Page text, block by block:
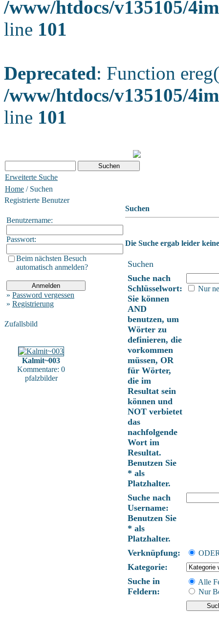
/www/htdocs/v135105/
line 101
Deprecated: Function
/www/htdocs/v135105/
line 101
Erweiterte Suche
Home / Suchen
Registrierte Benutzer
Benutzername:
Passwort:
Beim nächsten Besuch
automatisch anmelden?
» Password vergessen
» Registrierung
Zufallsbild
Kalmit~003
Kommentare: 0
pfalzbilder
Suchen
Die Suche ergab leider
Suchen
Suche nach
Schlüsselwort:
Sie können
AND
benutzen, um
Wörter zu
definieren, die
vorkommen
müssen, OR
für Wörter,
die im
Resultat sein
können und
NOT verbietet
das
nachfolgende
Wort im
Resultat.
Benutzen Sie
* als
Platzhalter.
Nur
Suche nach
Username:
Benutzen Sie
* als
Platzhalter.
Verknüpfung:
Kategorie:
Suche in
Feldern:
Alle
Nur